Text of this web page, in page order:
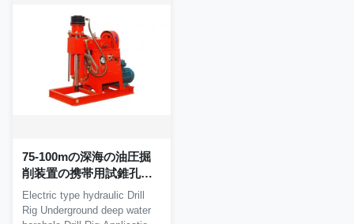
75-100mの深海の油圧掘
削装置の携帯用試錐孔の
訓練機械
Electric type hydraulic Drill
Rig Underground deep water